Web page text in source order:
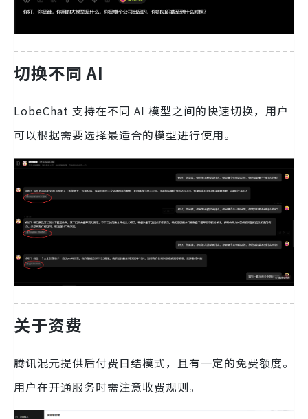
切换不同 AI
LobeChat 支持在不同 AI 模型之间的快速切换，用户
可以根据需要选择最适合的模型进行使用。
关于资费
腾讯混元提供后付费日结模式，且有一定的免费额度。
用户在开通服务时需注意收费规则。